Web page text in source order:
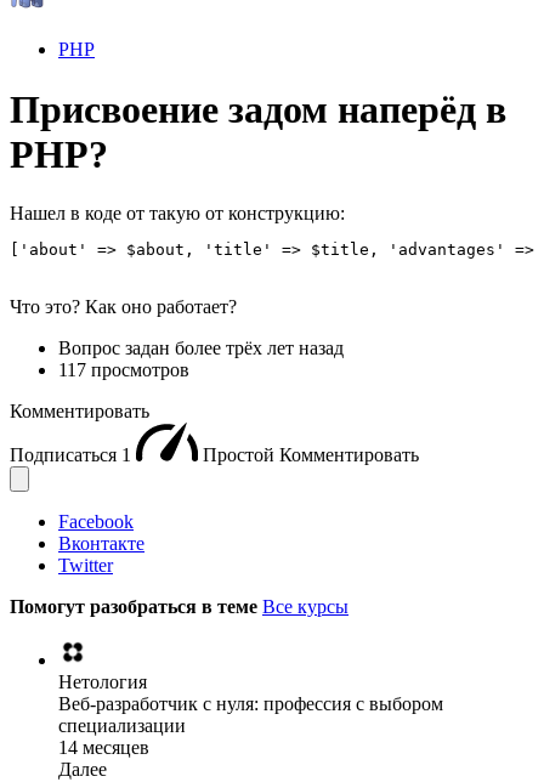
PHP
Присвоение задом наперёд в
PHP?
Нашел в коде от такую от конструкцию:
['about' => $about, 'title' => $title, 'advantages' =>
Что это? Как оно работает?
Вопрос задан более трёх лет назад
117 просмотров
Комментировать
Подписаться 1 Простой Комментировать
Facebook
Вконтакте
Twitter
Помогут разобраться в теме Все курсы
Нетология
Веб-разработчик с нуля: профессия с выбором
специализации
14 месяцев
Далее